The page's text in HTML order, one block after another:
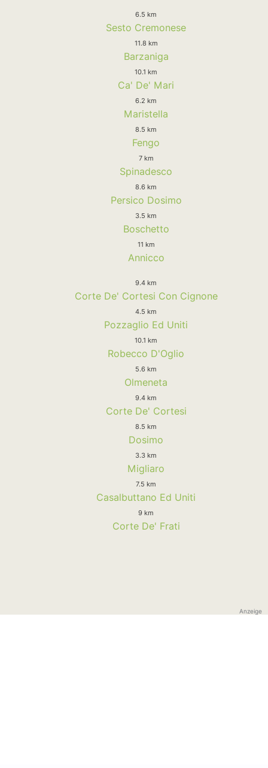
6.5 km
Sesto Cremonese
11.8 km
Barzaniga
10.1 km
Ca' De' Mari
6.2 km
Maristella
8.5 km
Fengo
7 km
Spinadesco
8.6 km
Persico Dosimo
3.5 km
Boschetto
11 km
Annicco
9.4 km
Corte De' Cortesi Con Cignone
4.5 km
Pozzaglio Ed Uniti
10.1 km
Robecco D'Oglio
5.6 km
Olmeneta
9.4 km
Corte De' Cortesi
8.5 km
Dosimo
3.3 km
Migliaro
7.5 km
Casalbuttano Ed Uniti
9 km
Corte De' Frati
Anzeige